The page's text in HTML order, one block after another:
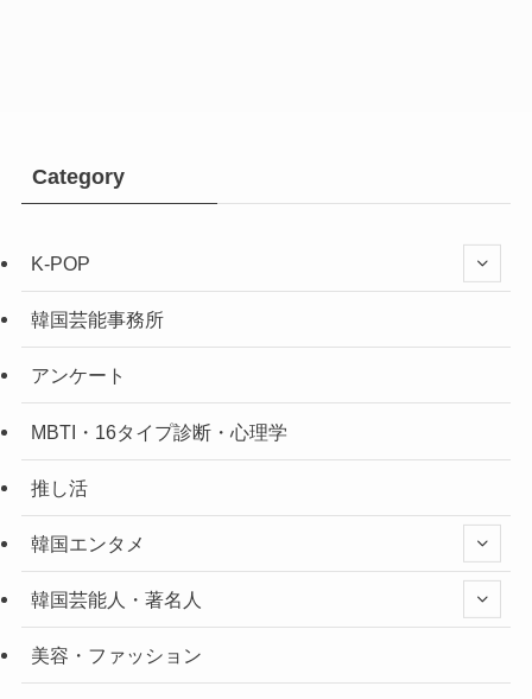
Category
K-POP
韓国芸能事務所
アンケート
MBTI・16タイプ診断・心理学
推し活
韓国エンタメ
韓国芸能人・著名人
美容・ファッション